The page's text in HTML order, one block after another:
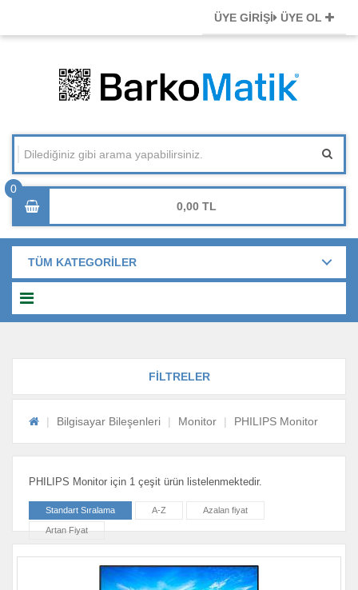
ÜYE GİRİŞİ ÜYE OL
0,00
TÜM KATEGORİLER
FİLTRELER
Bilgisayar Bileşenleri Monitor PHILIPS Monitor
PHILIPS Monitor için 1 çeşit ürün listelenmektedir.
Standart Sıralama A-Z Azalan fiyat
Artan Fiyat